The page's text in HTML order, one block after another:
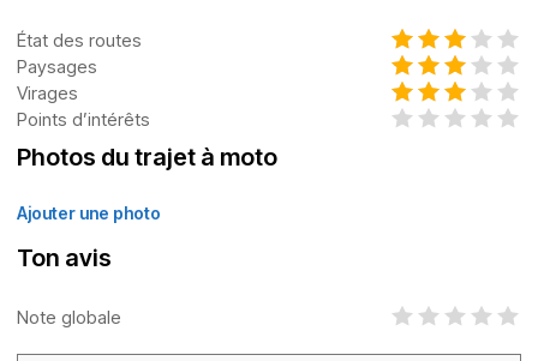
État des routes
Paysages
Virages
Points d’intérêts
Photos du trajet à moto
Ajouter une photo
Ton avis
Note globale